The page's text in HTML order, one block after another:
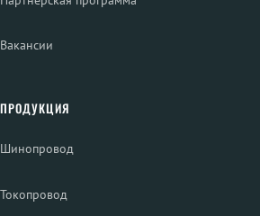
Вакансии
ПРОДУКЦИЯ
Шинопровод
Токопровод